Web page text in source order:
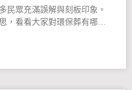
民眾充滿誤解與刻板印象。
，看看大家對環保葬有哪些